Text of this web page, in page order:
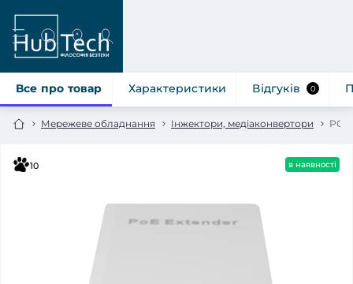
Мережеве обладнання Інжектори, медіаконвертори
Все про товар Характеристики Відгуків 0
10 в наявності